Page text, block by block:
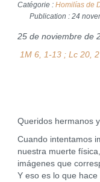
Catégorie : Homilías de
Publication : 24
25 de noviembre de
1M 6, 1-13 ; Lc 20,
Queridos hermanos
Cuando intentamos
nuestra muerte
imágenes que
Y eso es lo que